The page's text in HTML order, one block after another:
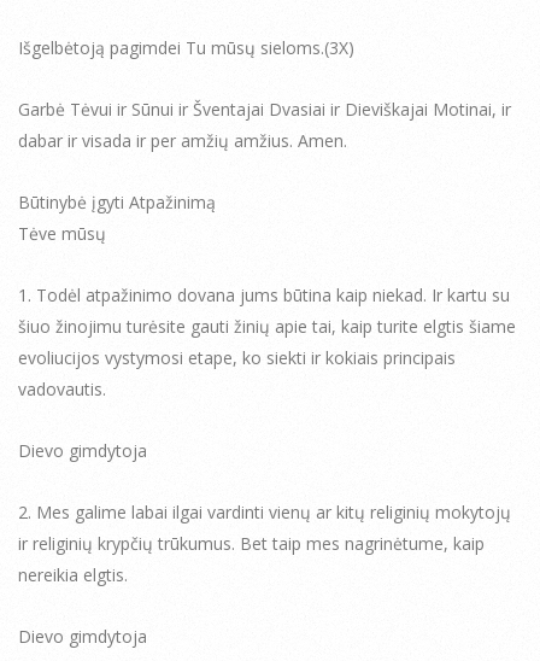
Išgelbėtoją pagimdei Tu mūsų sieloms.(3X)
Garbė Tėvui ir Sūnui ir Šventajai Dvasiai ir Dieviškajai Motinai, ir
dabar ir visada ir per amžių amžius. Amen.
Būtinybė įgyti Atpažinimą
Tėve mūsų
1. Todėl atpažinimo dovana jums būtina kaip niekad. Ir kartu su
šiuo žinojimu turėsite gauti žinių apie tai, kaip turite elgtis šiame
evoliucijos vystymosi etape, ko siekti ir kokiais principais
vadovautis.
Dievo gimdytoja
2. Mes galime labai ilgai vardinti vienų ar kitų religinių mokytojų
ir religinių krypčių trūkumus. Bet taip mes nagrinėtume, kaip
nereikia elgtis.
Dievo gimdytoja